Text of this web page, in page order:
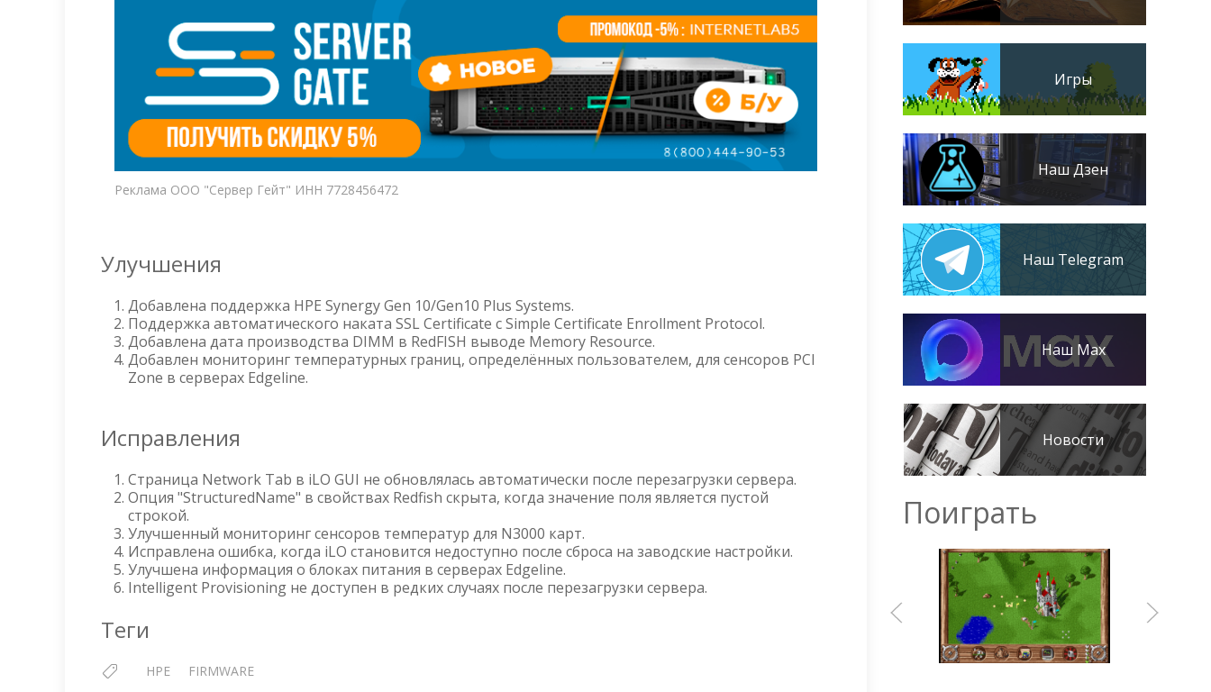
Реклама ООО "Сервер Гейт" ИНН 7728456472
Улучшения
Добавлена поддержка HPE Synergy Gen 10/Gen10 Plus Systems.
Поддержка автоматического наката SSL Certificate с Simple Certificate Enrollment Protocol.
Добавлена дата производства DIMM в RedFISH выводе Memory Resource.
Добавлен мониторинг температурных границ, определённых пользователем, для сенсоров PCI
Zone в серверах Edgeline.
Исправления
Страница Network Tab в iLO GUI не обновлялась автоматически после перезагрузки сервера.
Опция "StructuredName" в свойствах Redfish скрыта, когда значение поля является пустой
строкой.
Улучшенный мониторинг сенсоров температур для N3000 карт.
Исправлена ошибка, когда iLO становится недоступно после сброса на заводские настройки.
Улучшена информация о блоках питания в серверах Edgeline.
Intelligent Provisioning не доступен в редких случаях после перезагрузки сервера.
Теги
HPE FIRMWARE
Игры
Наш Дзен
Наш Telegram
Наш Max
Новости
Поиграть